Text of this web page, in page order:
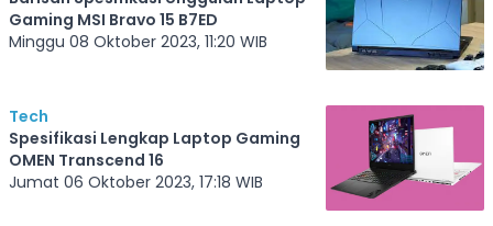
Gaming MSI Bravo 15 B7ED
Minggu 08 Oktober 2023, 11:20 WIB
Tech
Spesifikasi Lengkap Laptop Gaming
OMEN Transcend 16
Jumat 06 Oktober 2023, 17:18 WIB